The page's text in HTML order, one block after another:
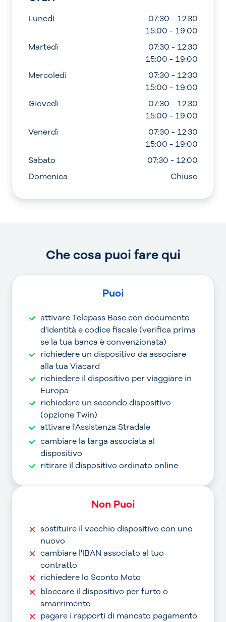
Lunedì
07:30 - 12:30
15:00 - 19:00
Martedì
07:30 - 12:30
15:00 - 19:00
Mercoledì
07:30 - 12:30
15:00 - 19:00
Giovedì
07:30 - 12:30
15:00 - 19:00
Venerdì
07:30 - 12:30
15:00 - 19:00
Sabato
07:30 - 12:00
Domenica
Chiuso
Che cosa puoi fare qui
Puoi
attivare Telepass Base con documento
d'identità e codice fiscale (verifica prima
se la tua banca è convenzionata)
richiedere un dispositivo da associare
alla tua Viacard
richiedere il dispositivo per viaggiare in
Europa
richiedere un secondo dispositivo
(opzione Twin)
attivare l'Assistenza Stradale
cambiare la targa associata al
dispositivo
ritirare il dispositivo ordinato online
Non Puoi
sostituire il vecchio dispositivo con uno
nuovo
cambiare l'IBAN associato al tuo
contratto
richiedere lo Sconto Moto
bloccare il dispositivo per furto o
smarrimento
pagare i rapporti di mancato pagamento